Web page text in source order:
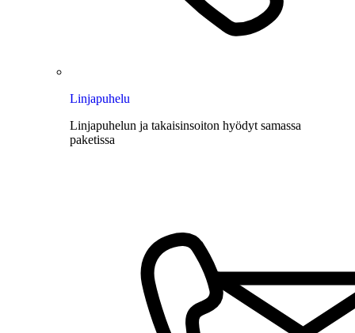
Linjapuhelu
Linjapuhelun ja takaisinsoiton hyödyt samassa
paketissa